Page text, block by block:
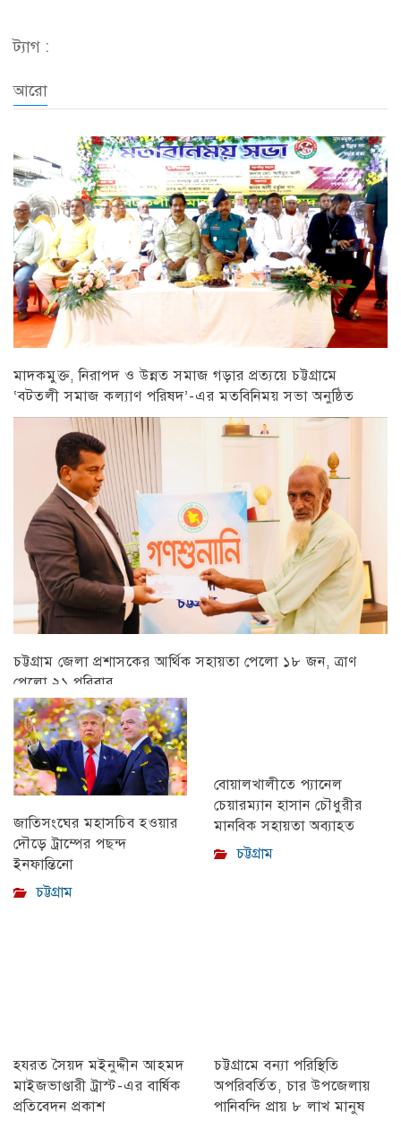
ট্যাগ :
আরো
মাদকমুক্ত, নিরাপদ ও উন্নত সমাজ গড়ার প্রত্যয়ে চট্টগ্রামে
‘বটতলী সমাজ কল্যাণ পরিষদ’-এর মতবিনিময় সভা অনুষ্ঠিত
চট্টগ্রাম
চট্টগ্রাম জেলা প্রশাসকের আর্থিক সহায়তা পেলো ১৮ জন, ত্রাণ
পেলো ২১ পরিবার
চট্টগ্রাম
জাতিসংঘের মহাসচিব হওয়ার
দৌড়ে ট্রাম্পের পছন্দ
ইনফান্তিনো
চট্টগ্রাম
বোয়ালখালীতে প্যানেল
চেয়ারম্যান হাসান চৌধুরীর
মানবিক সহায়তা অব্যাহত
চট্টগ্রাম
হযরত সৈয়দ মইনুদ্দীন আহমদ
মাইজভাণ্ডারী ট্রাস্ট-এর বার্ষিক
প্রতিবেদন প্রকাশ
চট্টগ্রামে বন্যা পরিস্থিতি
অপরিবর্তিত, চার উপজেলায়
পানিবন্দি প্রায় ৮ লাখ মানুষ